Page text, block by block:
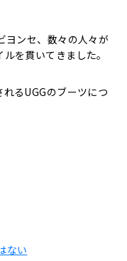
ヨンセ、数々の人々が
を貫いてきました。
るUGGのブーツにつ
ない